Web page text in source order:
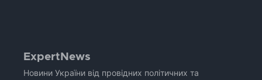
ExpertNews
Новини України від провідних політичних та